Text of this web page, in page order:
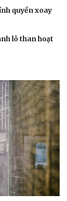
quyền xoay
lô than hoạt